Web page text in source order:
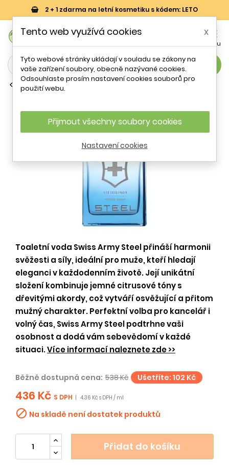
2 + 1 zdarma na letní kosmetiku s kódem: LETO

Menu
search
Toaletní vody (EDT)
Toaletní voda Swiss Army Steel přináší harmonii
svěžesti a síly, ideální pro muže, kteří hledají
eleganci v každodenním životě. Její unikátní
složení kombinuje jemné citrusové tóny s
dřevitými akordy, což vytváří osvěžující a přitom
mužný charakter. Perfektní volba pro kancelář i
volný čas, Swiss Army Steel podtrhne vaši
osobnost a dodá vám sebevědomí v každé
situaci.Více informací naleznete zde >>
Běžně dostupná cena: 538 Kč Ušetříte: 102 Kč
436 Kč S DPH 4.36 Kč s DPH / ml
 Na skladě není dostatek produktů
Přidat do košíku
Tento web využívá cookies x
Tyto webové stránky ukládají v souladu se zákony na
vaše zařízení soubory, obecně nazývané cookies.
Odsouhlaste prosím nastavení cookies souborů pro
použití webu.
Přijmout všechny soubory cookies
Nastavení cookies